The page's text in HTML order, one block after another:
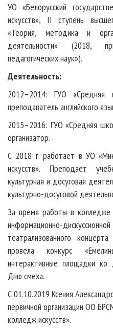
УО «Белорусский
искусств», II ступень
«Теория, методика и
деятельности» (2018,
педагогических наук»).
Деятельность:
2012–2014: ГУО
преподаватель английского
2015–2016: ГУО «Средняя
организатор.
С 2018 г. работает в УО
искусств». Преподает
культурная и досуговая
культурно-досуговой
За время работы в колледже
информационно-
театрализованного
провела конкурс
интерактивные площадки
Дню смеха.
С 01.10.2019 Ксения
первичной организации ОО
колледж искусств».